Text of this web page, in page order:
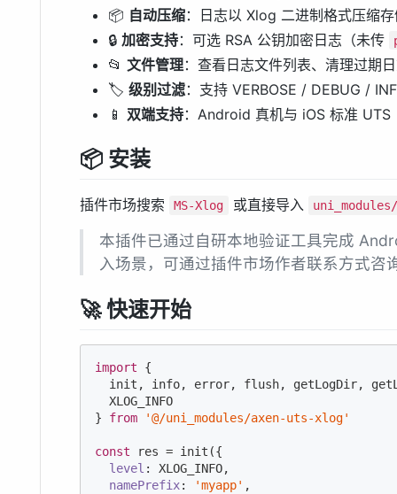
📦 自动压缩：日志以 Xlog 二进制格式压缩
🔒 加密支持：可选 RSA 公钥加密日志（未传
📂 文件管理：查看日志文件列表、清理过期
🏷️ 级别过滤：支持 VERBOSE / DEBUG /
📱 双端支持：Android 真机与 iOS 标准
📦 安装
插件市场搜索 MS-Xlog 或直接导入
本插件已通过自研本地验证工具完成
入场景，可通过插件市场作者联系方式咨
🚀 快速开始
import {
init, info, error, flush, getLogDir,
  XLOG_INFO
} from '@/uni_modules/axen-uts-xlog'
const res = init({
level : XLOG_INFO,
namePrefix: 'myapp' ,